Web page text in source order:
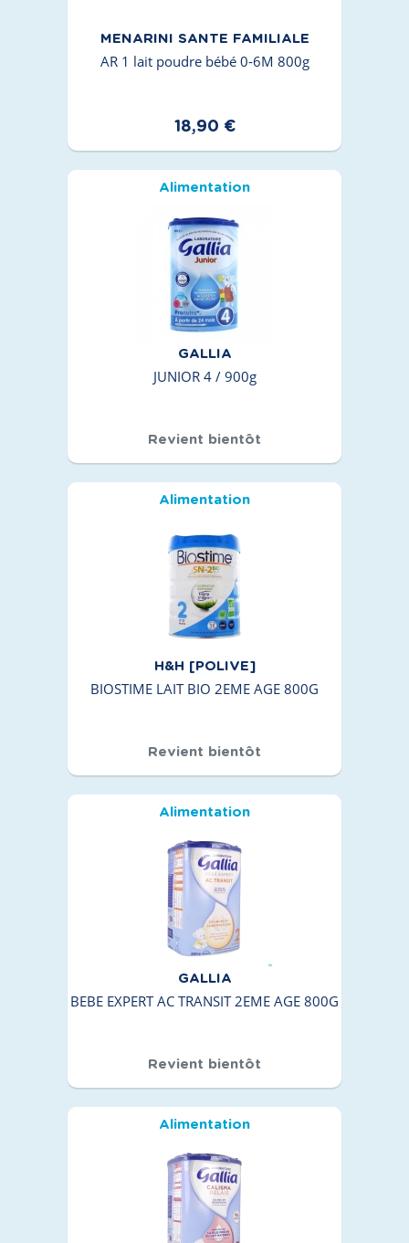
MENARINI SANTE FAMILIALE
AR 1 lait poudre bébé 0-6M 800g
18,90 €
Alimentation
GALLIA
JUNIOR 4 / 900g
Revient bientôt
Alimentation
H&H [POLIVE]
BIOSTIME LAIT BIO 2EME AGE 800G
Revient bientôt
Alimentation
GALLIA
BEBE EXPERT AC TRANSIT 2EME AGE 800G
Revient bientôt
Alimentation